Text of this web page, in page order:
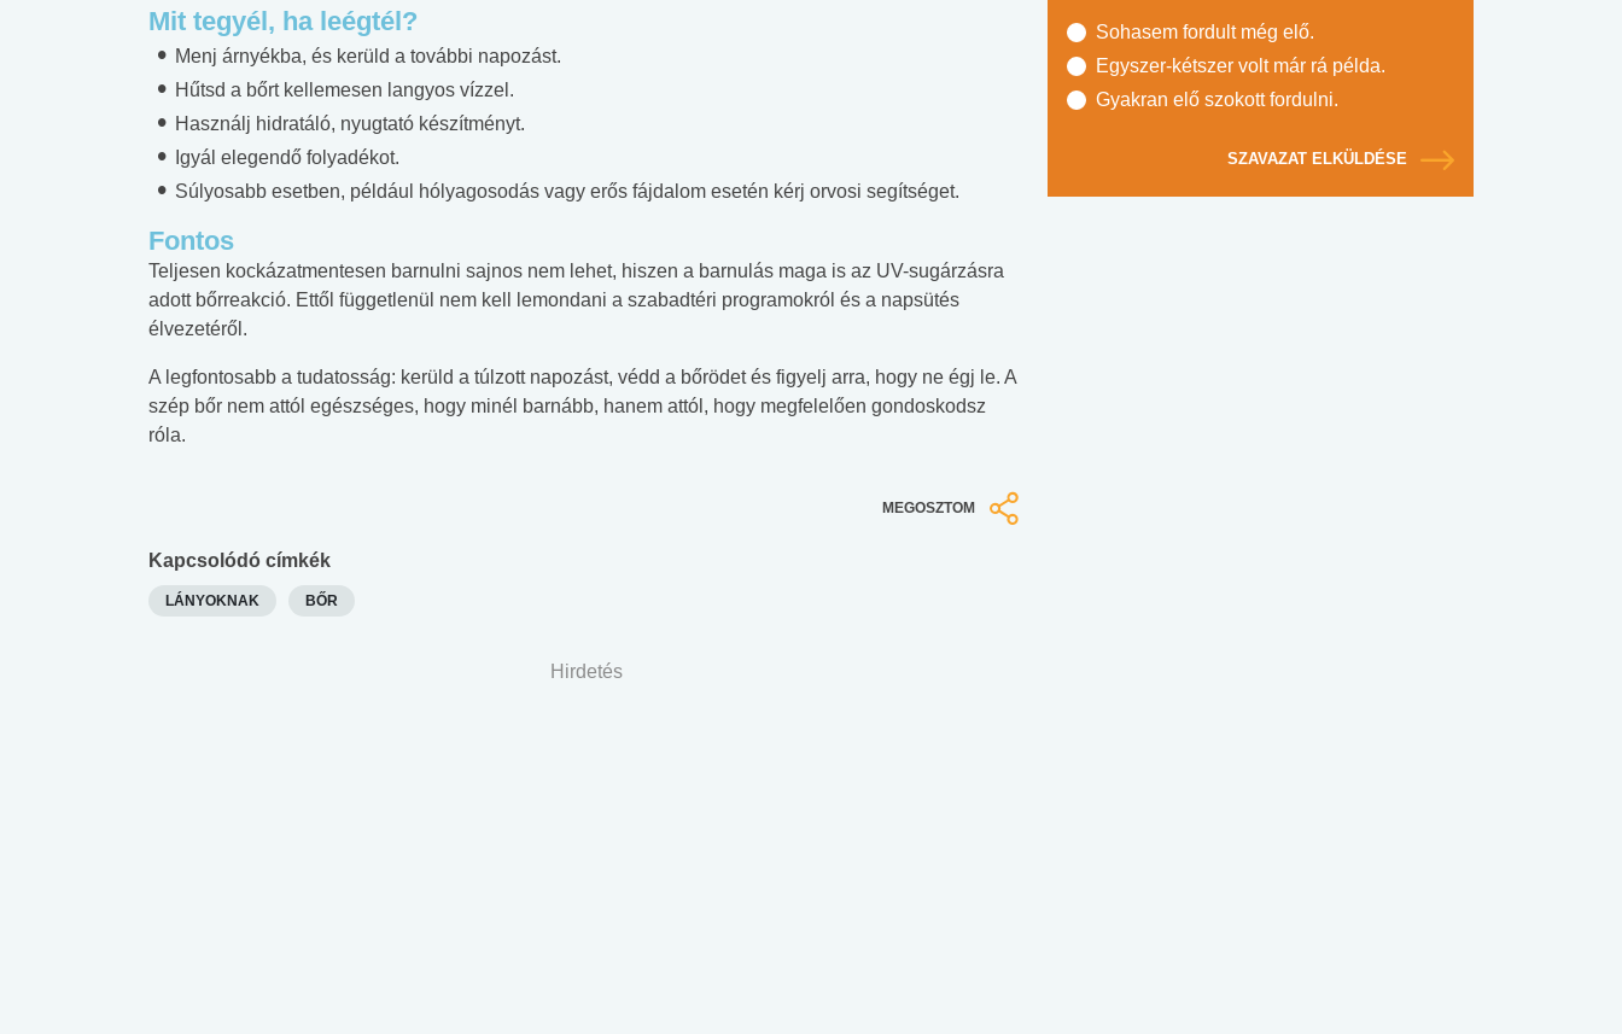
Mit tegyél, ha leégtél?
Menj árnyékba, és kerüld a további napozást.
Hűtsd a bőrt kellemesen langyos vízzel.
Használj hidratáló, nyugtató készítményt.
Igyál elegendő folyadékot.
Súlyosabb esetben, például hólyagosodás vagy erős fájdalom esetén kérj orvosi segítséget.
Fontos
Teljesen kockázatmentesen barnulni sajnos nem lehet, hiszen a barnulás maga is az UV-sugárzásra
adott bőrreakció. Ettől függetlenül nem kell lemondani a szabadtéri programokról és a napsütés
élvezetéről.
A legfontosabb a tudatosság: kerüld a túlzott napozást, védd a bőrödet és figyelj arra, hogy ne égj le. A
szép bőr nem attól egészséges, hogy minél barnább, hanem attól, hogy megfelelően gondoskodsz
róla.
MEGOSZTOM
Kapcsolódó címkék
LÁNYOKNAK BŐR
Hirdetés
Sohasem fordult még elő.
Egyszer-kétszer volt már rá példa.
Gyakran elő szokott fordulni.
SZAVAZAT ELKÜLDÉSE